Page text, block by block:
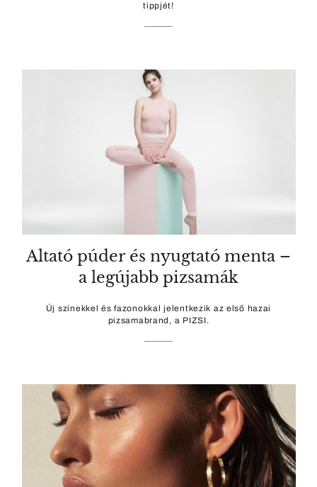
tippjét!
Altató púder és nyugtató menta –
a legújabb pizsamák
Új színekkel és fazonokkal jelentkezik az első hazai
pizsamabrand, a PIZSI.